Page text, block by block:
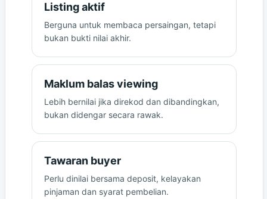
Listing aktif
Berguna untuk membaca persaingan, tetapi
bukan bukti nilai akhir.
Maklum balas viewing
Lebih bernilai jika direkod dan dibandingkan,
bukan didengar secara rawak.
Tawaran buyer
Perlu dinilai bersama deposit, kelayakan
pinjaman dan syarat pembelian.